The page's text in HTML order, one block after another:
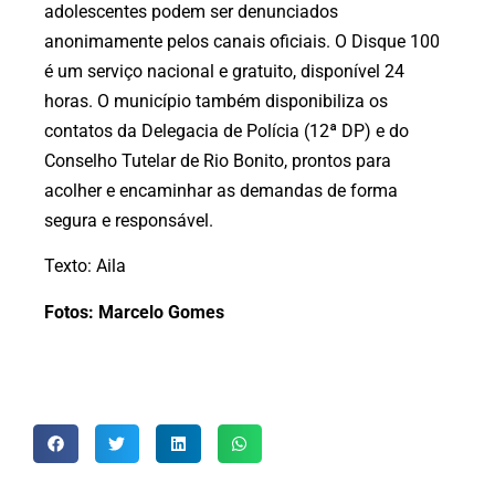
adolescentes podem ser denunciados
anonimamente pelos canais oficiais. O Disque 100
é um serviço nacional e gratuito, disponível 24
horas. O município também disponibiliza os
contatos da Delegacia de Polícia (12ª DP) e do
Conselho Tutelar de Rio Bonito, prontos para
acolher e encaminhar as demandas de forma
segura e responsável.
Texto: Aila
Fotos: Marcelo Gomes